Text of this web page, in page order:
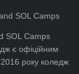
SOL Camps
є офіційним
року коледж